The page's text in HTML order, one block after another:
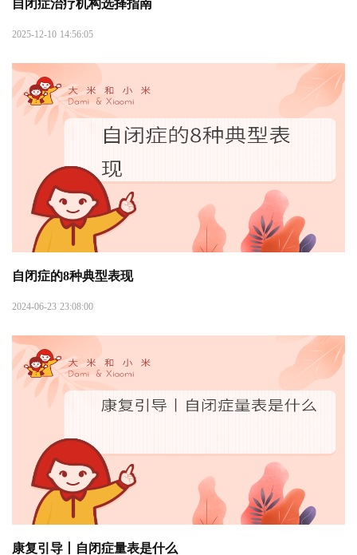
自闭症治疗机构选择指南
2025-12-10 14:56:05
自闭症的8种典型表现
2024-06-23 23:08:00
康复引导丨自闭症量表是什么